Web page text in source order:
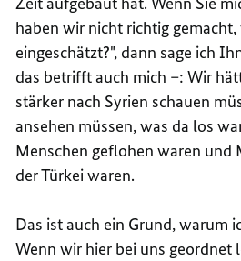
haben wir nicht richtig
eingeschätzt?", dann sage ich
das betrifft auch mich –: Wir
stärker nach Syrien schauen
ansehen müssen, was da los
Menschen geflohen waren und
der Türkei waren.
Das ist auch ein Grund, warum
Wenn wir hier bei uns geordnet